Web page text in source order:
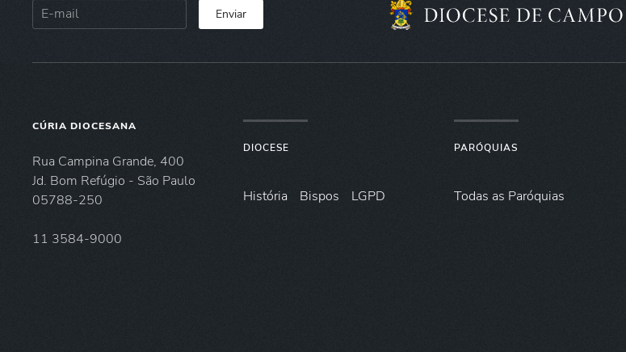
Enviar
CÚRIA DIOCESANA
Rua Campina Grande, 400
Jd. Bom Refúgio - São Paulo
05788-250
11 3584-9000
DIOCESE
História Bispos LGPD
PARÓQUIAS
Todas as Paróquias